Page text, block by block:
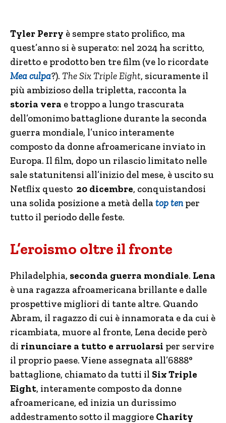
Tyler Perry è sempre stato prolifico, ma
quest’anno si è superato: nel 2024 ha scritto,
diretto e prodotto ben tre film (ve lo ricordate
Mea culpa?). The Six Triple Eight, sicuramente il
più ambizioso della tripletta, racconta la
storia vera e troppo a lungo trascurata
dell’omonimo battaglione durante la seconda
guerra mondiale, l’unico interamente
composto da donne afroamericane inviato in
Europa. Il film, dopo un rilascio limitato nelle
sale statunitensi all’inizio del mese, è uscito su
Netflix questo 20 dicembre, conquistandosi
una solida posizione a metà dellatop tenper
tutto il periodo delle feste.
L’eroismo oltre il fronte
Philadelphia, seconda guerra mondiale. Lena
è una ragazza afroamericana brillante e dalle
prospettive migliori di tante altre. Quando
Abram, il ragazzo di cui è innamorata e da cui è
ricambiata, muore al fronte, Lena decide però
di rinunciare a tutto e arruolarsi per servire
il proprio paese. Viene assegnata all’6888°
battaglione, chiamato da tutti il Six Triple
Eight, interamente composto da donne
afroamericane, ed inizia un durissimo
addestramento sotto il maggiore Charity